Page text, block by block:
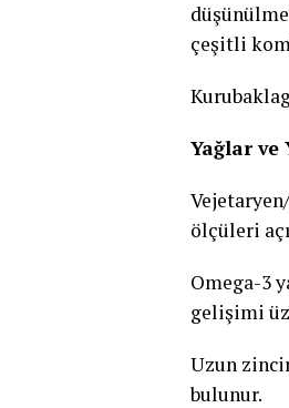
çeşitli
Yağlar ve
ölçüleri
Omega-3
gelişimi
Uzun
bulunur.